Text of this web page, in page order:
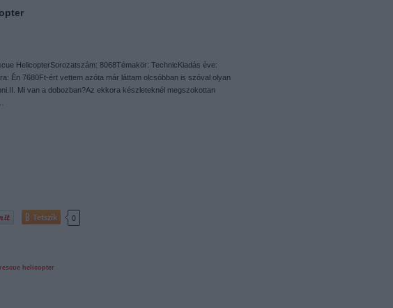
HelicopterSorozatszám: 8068Témakör: TechnicKiadás éve:
Én 7680Ft-ért vettem azóta már láttam olcsóbban is szóval olyan
Mi van a dobozban?Az ekkora készleteknél megszokottan
Tetszik 0
rescue helicopter